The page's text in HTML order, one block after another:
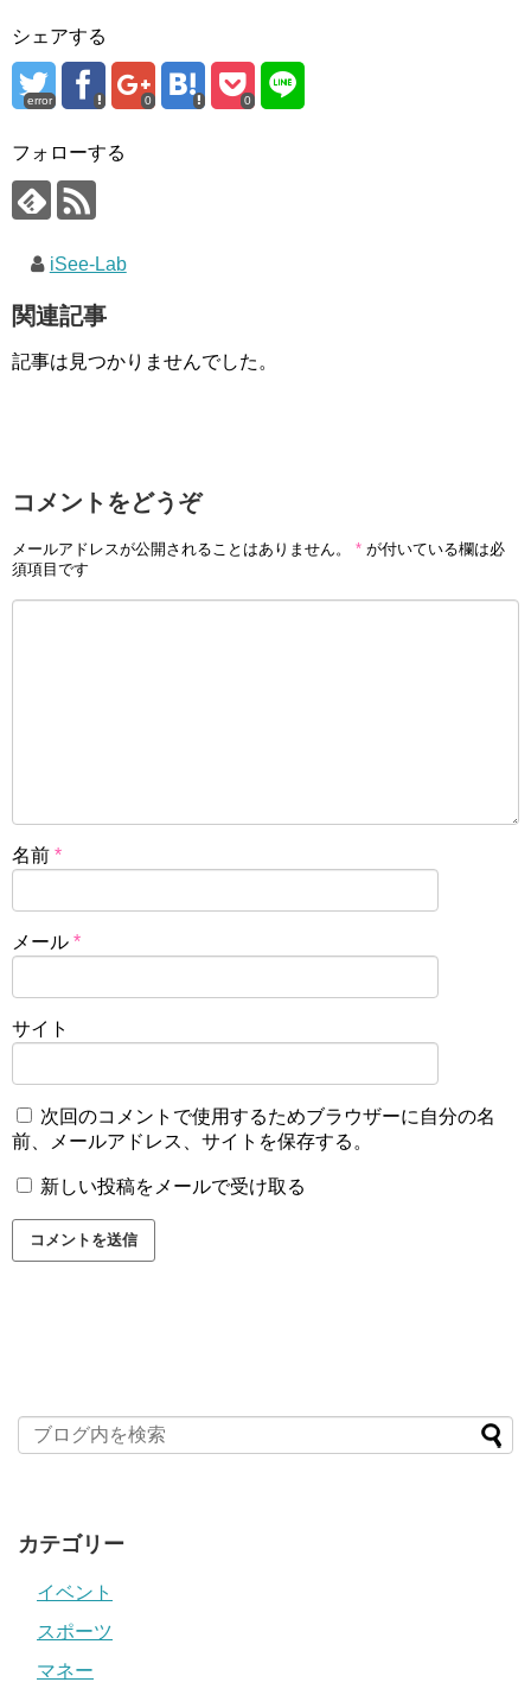
シェアする
error 0 0
フォローする
iSee-Lab
関連記事
記事は見つかりませんでした。
コメントをどうぞ
メールアドレスが公開されることはありません。 * が付いている欄は必
須項目です
名前 *
メール *
サイト
次回のコメントで使用するためブラウザーに自分の名
前、メールアドレス、サイトを保存する。
新しい投稿をメールで受け取る
カテゴリー
イベント
スポーツ
マネー